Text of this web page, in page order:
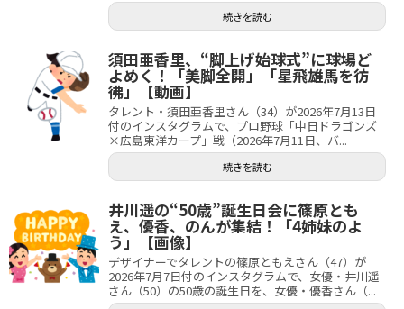
続きを読む
須田亜香里、“脚上げ始球式”に球場ど
よめく！「美脚全開」「星飛雄馬を彷
彿」【動画】
タレント・須田亜香里さん（34）が2026年7月13日
付のインスタグラムで、プロ野球「中日ドラゴンズ
×広島東洋カープ」戦（2026年7月11日、バ...
続きを読む
井川遥の“50歳”誕生日会に篠原とも
え、優香、のんが集結！「4姉妹のよ
う」【画像】
デザイナーでタレントの篠原ともえさん（47）が
2026年7月7日付のインスタグラムで、女優・井川遥
さん（50）の50歳の誕生日を、女優・優香さん（...